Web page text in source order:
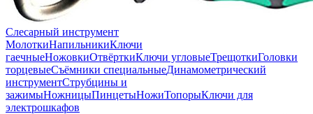
Слесарный инструмент
МолоткиНапильникиКлючи
гаечныеНожовкиОтвёрткиКлючи угловыеТрещоткиГоловки
торцевыеСъёмники специальныеДинамометрический
инструментСтрубцины и
зажимыНожницыПинцетыНожиТопорыКлючи для
электрошкафов